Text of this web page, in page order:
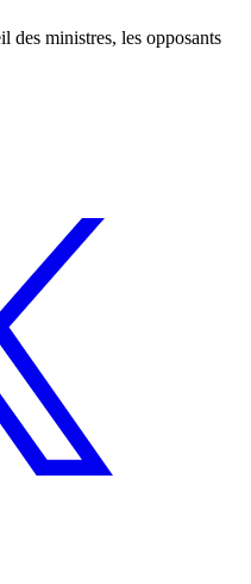
des ministres, les opposants